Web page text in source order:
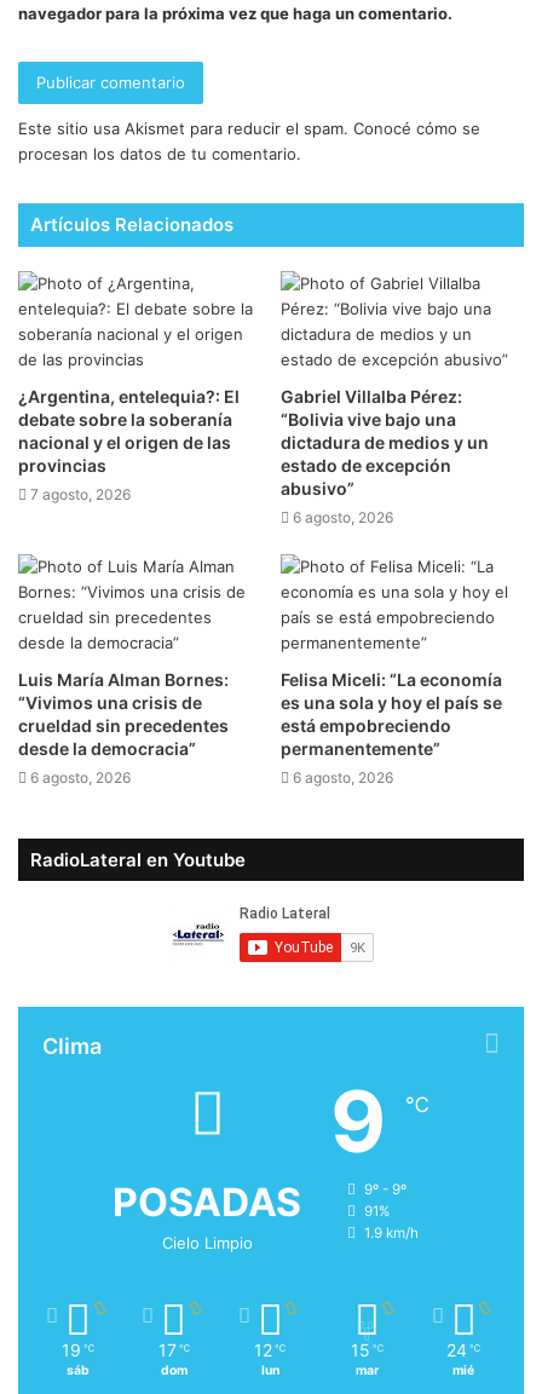
navegador para la próxima vez que haga un comentario.
Este sitio usa Akismet para reducir el spam. Conocé cómo se
procesan los datos de tu comentario.
Artículos Relacionados
¿Argentina, entelequia?: El
debate sobre la soberanía
nacional y el origen de las
provincias
7 agosto, 2026
Gabriel Villalba Pérez:
“Bolivia vive bajo una
dictadura de medios y un
estado de excepción
abusivo”
6 agosto, 2026
Luis María Alman Bornes:
“Vivimos una crisis de
crueldad sin precedentes
desde la democracia”
6 agosto, 2026
Felisa Miceli: “La economía
es una sola y hoy el país se
está empobreciendo
permanentemente”
6 agosto, 2026
RadioLateral en Youtube
Clima
POSADAS
Cielo Limpio
9 ℃
9º - 9º
91%
1.9 km/h
19 ℃
sáb
17 ℃
dom
12 ℃
lun
15 ℃
mar
24 ℃
mié